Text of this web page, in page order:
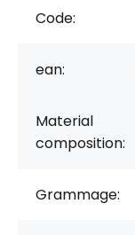
Code:
ean:
Material
composition:
Grammage: